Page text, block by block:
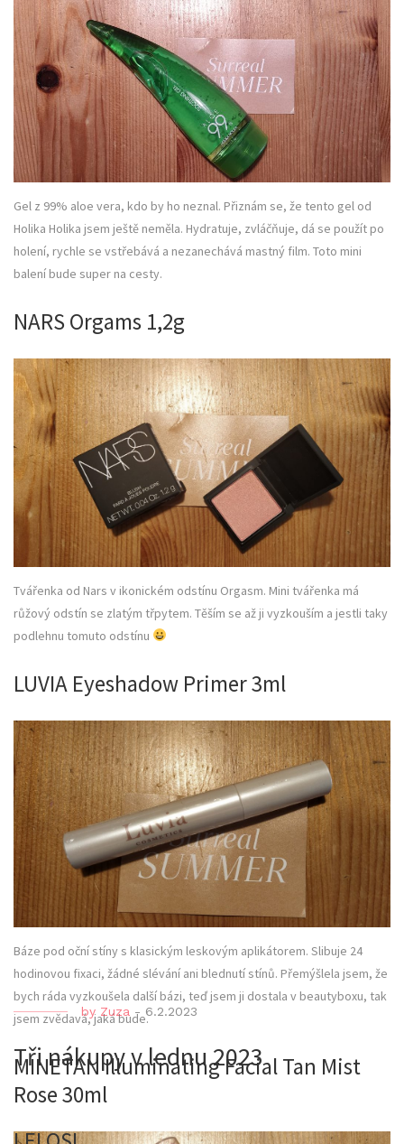
Gel z 99% aloe vera, kdo by ho neznal. Přiznám se, že tento gel od
Holika Holika jsem ještě neměla. Hydratuje, zvláčňuje, dá se použít po
holení, rychle se vstřebává a nezanechává mastný film. Toto mini
balení bude super na cesty.
NARS Orgams 1,2g
Tvářenka od Nars v ikonickém odstínu Orgasm. Mini tvářenka má
růžový odstín se zlatým třpytem. Těším se až ji vyzkouším a jestli taky
podlehnu tomuto odstínu
LUVIA Eyeshadow Primer 3ml
Báze pod oční stíny s klasickým leskovým aplikátorem. Slibuje 24
hodinovou fixaci, žádné slévání ani blednutí stínů. Přemýšlela jsem, že
bych ráda vyzkoušela další bázi, teď jsem ji dostala v beautyboxu, tak
jsem zvědavá, jaká bude.
MINETAN Illuminating Facial Tan Mist
Rose 30ml
by Zuza - 6.2.2023
Tři nákupy v lednu 2023